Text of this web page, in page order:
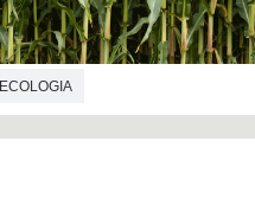
ECOLOGIA